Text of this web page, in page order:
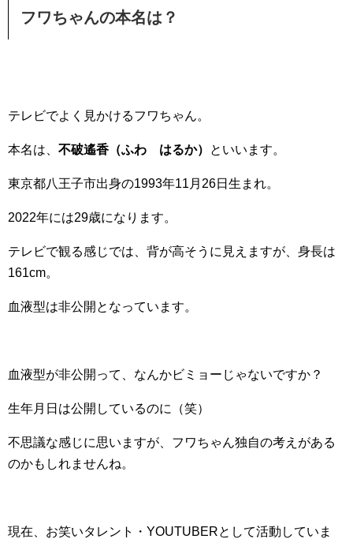
フワちゃんの本名は？
テレビでよく見かけるフワちゃん。
本名は、 不破遙香（ふわ はるか） といいます。
東京都八王子市出身の1993年11月26日生まれ。
2022年には29歳になります。
テレビで観る感じでは、背が高そうに見えますが、身長は
161cm。
血液型は非公開となっています。
血液型が非公開って、なんかビミョーじゃないですか？
生年月日は公開しているのに（笑）
不思議な感じに思いますが、フワちゃん独自の考えがある
のかもしれませんね。
現在、お笑いタレント・YOUTUBERとして活動していま